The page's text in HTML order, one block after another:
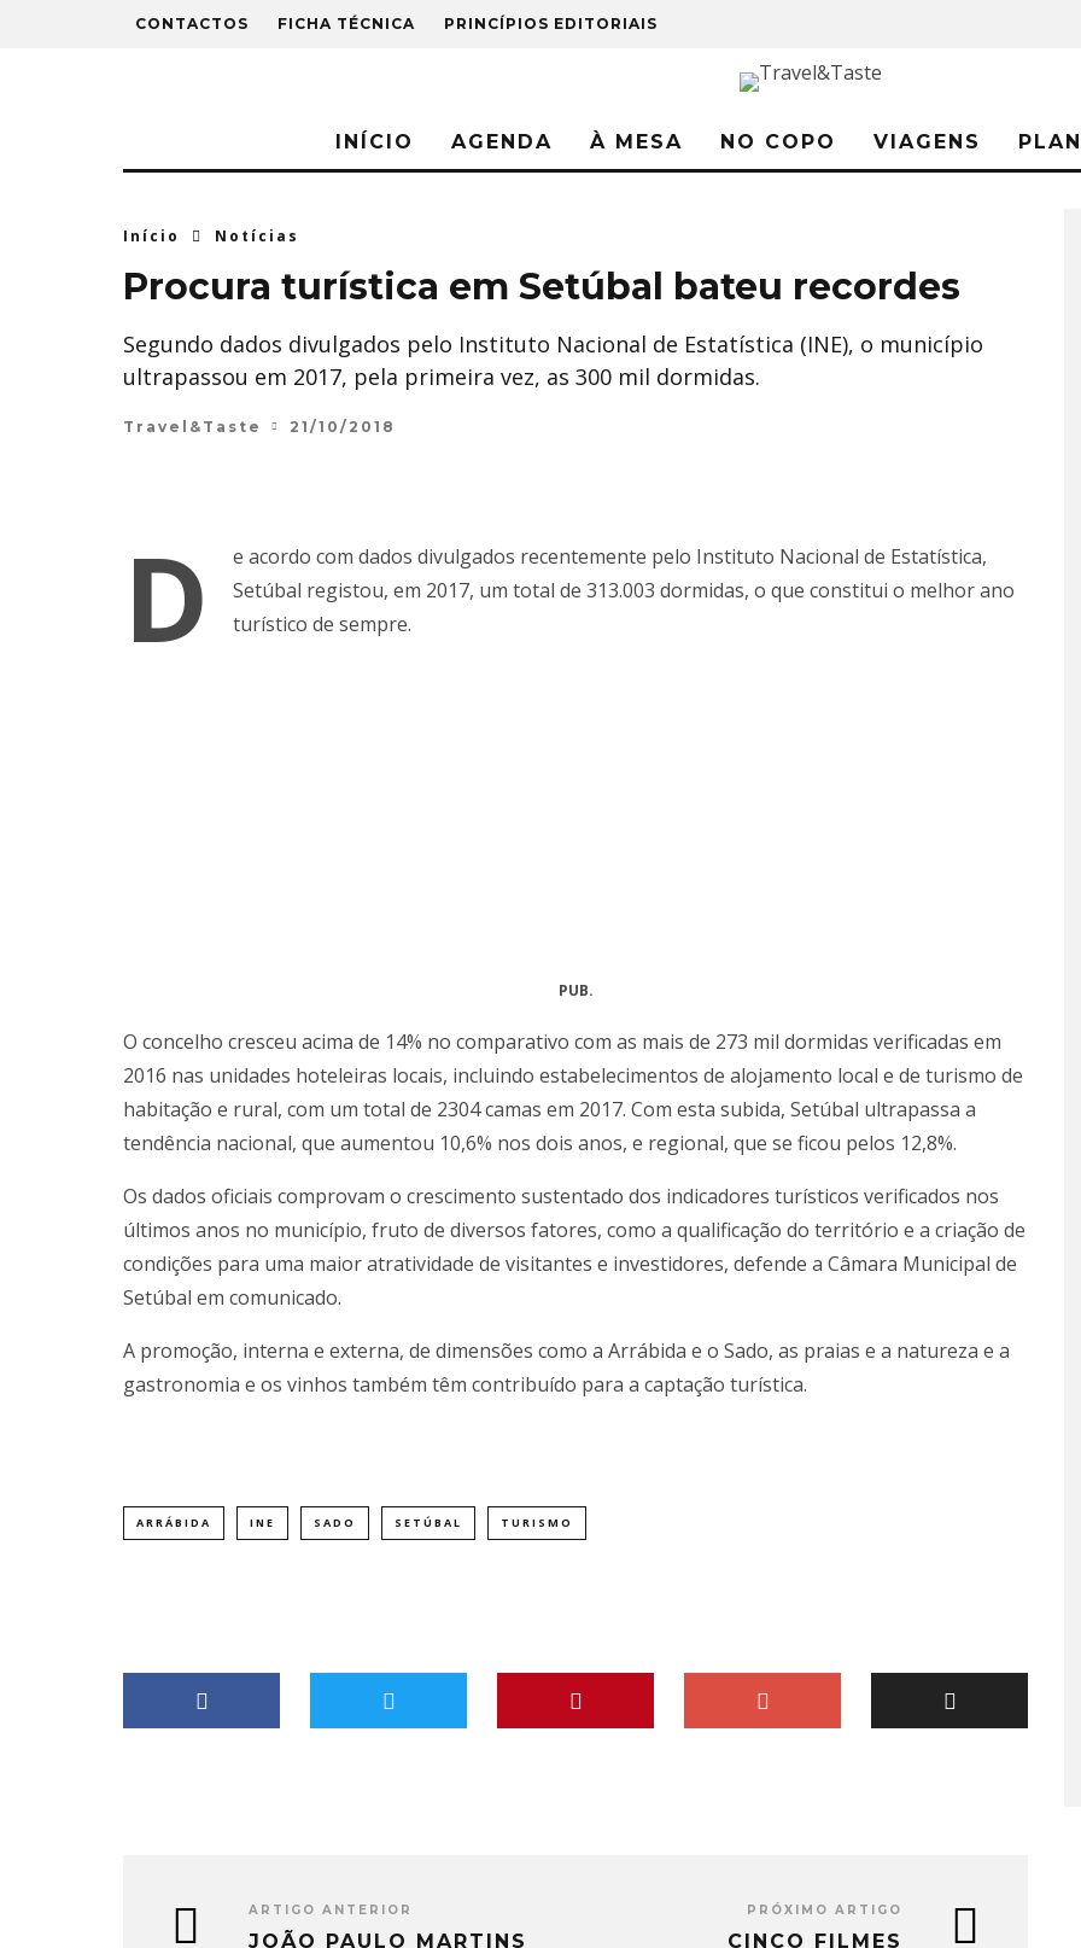
CONTACTOS FICHA TÉCNICA PRINCÍPIOS EDITORIAIS
INÍCIO AGENDA À MESA NO COPO VIAGENS
Início Notícias
Procura turística em Setúbal bateu recordes
Segundo dados divulgados pelo Instituto Nacional de Estatística (INE), o município
ultrapassou em 2017, pela primeira vez, as 300 mil dormidas.
Travel&Taste 21/10/2018
D
e acordo com dados divulgados recentemente pelo Instituto Nacional de Estatística,
Setúbal registou, em 2017, um total de 313.003 dormidas, o que constitui o melhor ano
turístico de sempre.
PUB.
O concelho cresceu acima de 14% no comparativo com as mais de 273 mil dormidas verificadas em
2016 nas unidades hoteleiras locais, incluindo estabelecimentos de alojamento local e de turismo de
habitação e rural, com um total de 2304 camas em 2017. Com esta subida, Setúbal ultrapassa a
tendência nacional, que aumentou 10,6% nos dois anos, e regional, que se ficou pelos 12,8%.
Os dados oficiais comprovam o crescimento sustentado dos indicadores turísticos verificados nos
últimos anos no município, fruto de diversos fatores, como a qualificação do território e a criação de
condições para uma maior atratividade de visitantes e investidores, defende a Câmara Municipal de
Setúbal em comunicado.
A promoção, interna e externa, de dimensões como a Arrábida e o Sado, as praias e a natureza e a
gastronomia e os vinhos também têm contribuído para a captação turística.
ARRÁBIDA INE SADO SETÚBAL TURISMO
ARTIGO ANTERIOR
JOÃO PAULO MARTINS
PRÓXIMO ARTIGO
CINCO FILMES